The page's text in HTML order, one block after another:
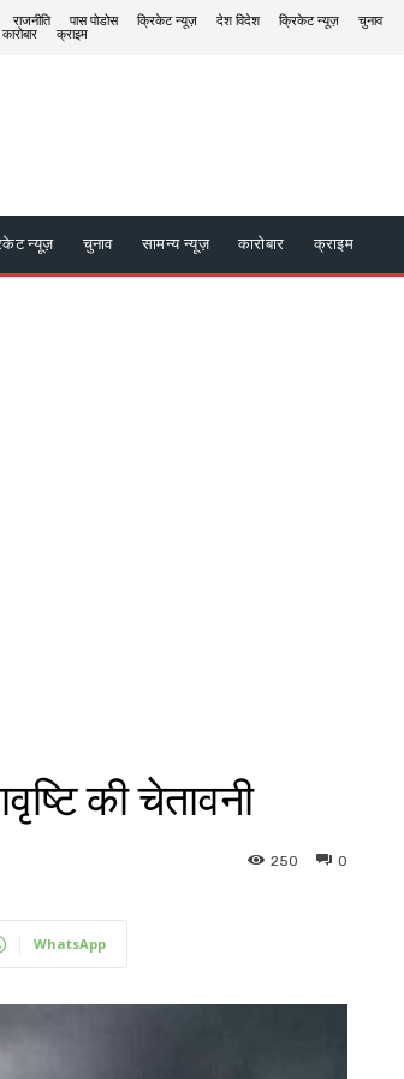
राजनीति पास पोडोस क्रिकेट न्यूज़ देश विदेश क्रिकेट न्यूज़
चुनाव
कारोबार क्राइम
न्यूज़ चुनाव सामन्य न्यूज़ कारोबार क्राइम
की चेतावनी
0
250
WhatsApp